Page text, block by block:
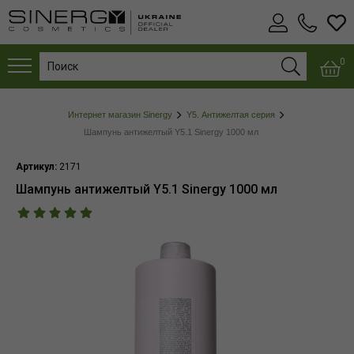
0
Интернет магазин Sinergy
Y5. Антижелтая серия
Шампунь антижелтый Y5.1 Sinergy 1000 мл
Артикул: 2171
Шампунь антижелтый Y5.1 Sinergy 1000 мл